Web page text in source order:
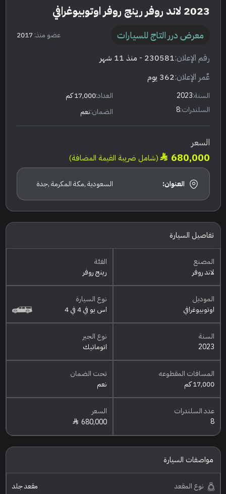
2023 لاند روفر رينج روفر اوتوبيوغرافي
معرض درر التاج للسيارات عضو منذ:2017
رقم الإعلان:230581 - منذ 11 شهر
عٌمر الإعلان:362 يوم
السنة:2023 العداد:17,000 كم
السلندرات:8 الضمان:نعم
السعر
680,000 (شامل ضريبة القيمة المضافة)
العنوان: السعودية ,مكة المكرمة ,جدة
تفاصيل السيارة
المصنع
لاند روفر
الفئة
رينج روفر
الموديل
اوتوبيوغرافي
نوع السيارة
اس يو في 4 في 4
السنة
2023
نوع الجير
اتوماتيك
المسافات المقطوعه
17,000 كم
تحت الضمان
نعم
عدد السلندرات
8
السعر
680,000
مواصفات السيارة
نوع المقعد مقعد جلد